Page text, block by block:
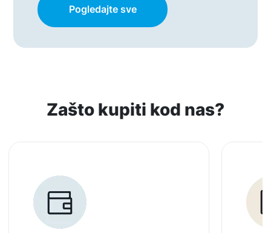
Pogledajte sve
Zašto kupiti kod nas?